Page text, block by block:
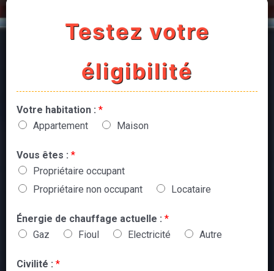
Testez votre
éligibilité
Votre habitation : *
Appartement
Maison
Vous êtes : *
Propriétaire occupant
Propriétaire non occupant
Locataire
Énergie de chauffage actuelle : *
Gaz
Fioul Electricité Autre
Civilité : *